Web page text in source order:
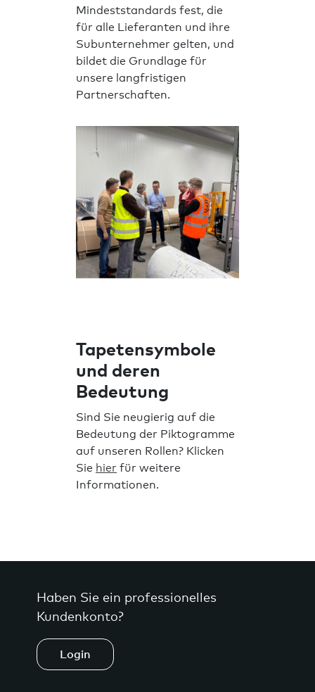
Mindeststandards fest, die
für alle Lieferanten und ihre
Subunternehmer gelten, und
bildet die Grundlage für
unsere langfristigen
Partnerschaften.
Tapetensymbole
und deren
Bedeutung
Sind Sie neugierig auf die
Bedeutung der Piktogramme
auf unseren Rollen? Klicken
Sie hier für weitere
Informationen.
Haben Sie ein professionelles
Kundenkonto?
Login